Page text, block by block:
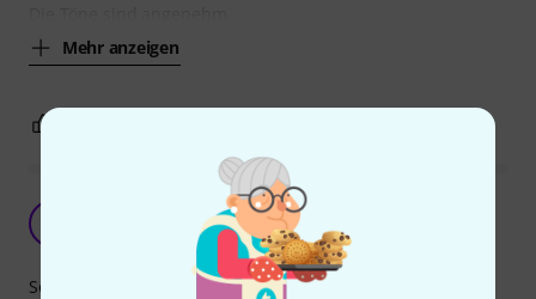
Mehr anzeigen
Eine Freude für Herz und Geist
Musik-ist-wunderbar 09.02.2025
Sound